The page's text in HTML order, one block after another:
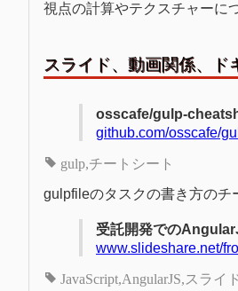
視点の計算やテクスチャーに
スライド、動画関係、ド
osscafe/gulp-
github.com/osscafe/
gulp チートシート
gulpfileのタスクの書き方のチ
受託開発での
www.slideshare.net/
JavaScript AngularJS スライ